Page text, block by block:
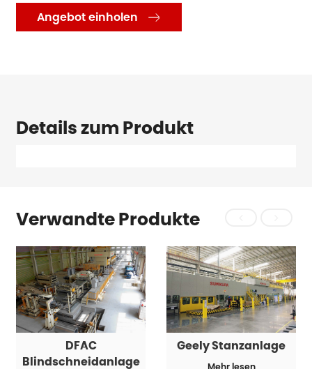
Angebot einholen 
Details zum Produkt
Verwandte Produkte
DFAC
Blindschneidanlage
Geely Stanzanlage
Mehr lesen